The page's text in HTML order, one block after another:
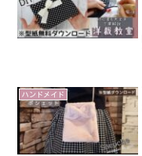
ハンドメイド